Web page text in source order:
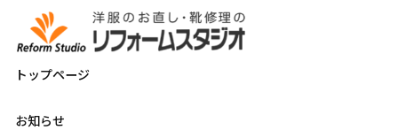
に万全を期しております。
５. 内容の変更について
する場合があります。
電話番号：043-306-5196
トップページ
お知らせ